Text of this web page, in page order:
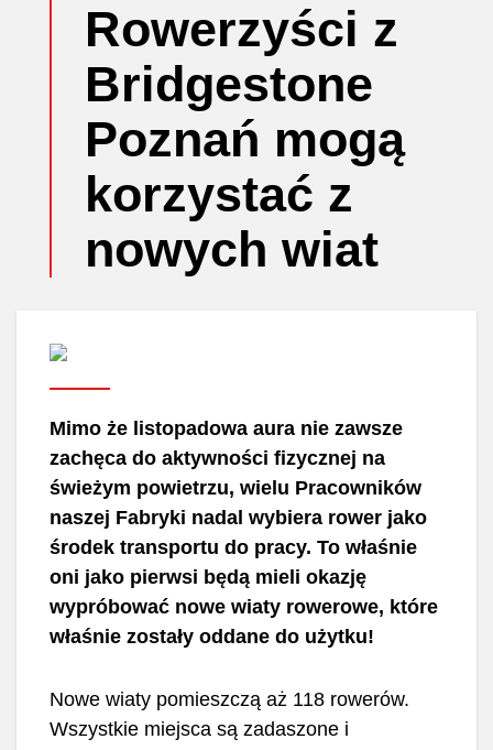
Rowerzyści z
Bridgestone
Poznań mogą
korzystać z
nowych wiat
Mimo że listopadowa aura nie zawsze
zachęca do aktywności fizycznej na
świeżym powietrzu, wielu Pracowników
naszej Fabryki nadal wybiera rower jako
środek transportu do pracy. To właśnie
oni jako pierwsi będą mieli okazję
wypróbować nowe wiaty rowerowe, które
właśnie zostały oddane do użytku!
Nowe wiaty pomieszczą aż 118 rowerów.
Wszystkie miejsca są zadaszone i